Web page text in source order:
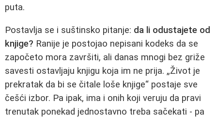
puta.
Postavlja se i suštinsko pitanje: da li odustajete od
knjige? Ranije je postojao nepisani kodeks da se
započeto mora završiti, ali danas mnogi bez griže
savesti ostavljaju knjigu koja im ne prija. „Život je
prekratak da bi se čitale loše knjige“ postaje sve
češći izbor. Pa ipak, ima i onih koji veruju da pravi
trenutak ponekad jednostavno treba sačekati - pa